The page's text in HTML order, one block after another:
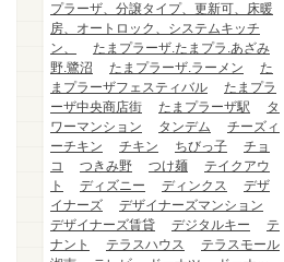
プラーザ、分譲タイプ、更新可、床暖
房、オートロック、システムキッチ
ン、
たまプラーザ.たまプラ.あざみ
野.鷺沼
たまプラーザ.ラーメン
た
まプラーザフェスティバル
たまプラ
ーザ中央商店街
たまプラーザ駅
タ
ワーマンション
タンデム
チーズィ
ーチキン
チキン ちびっ子
チョ
コ
つきみ野 つけ麺
テイクアウ
ト
ディズニー ディンクス
デザ
イナーズ
デザイナーズマンション
デザイナーズ賃貸
デジタルキー
テ
ナント
テラスハウス
テラスモール